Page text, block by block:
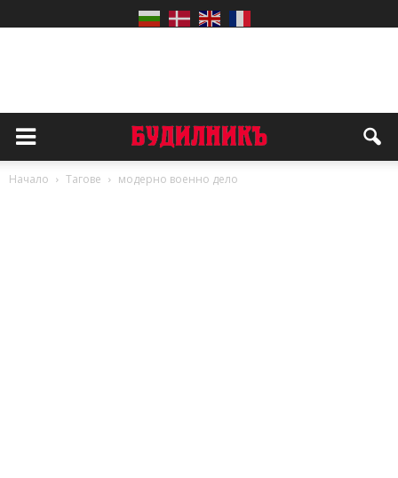
Начало Тагове модерно военно дело